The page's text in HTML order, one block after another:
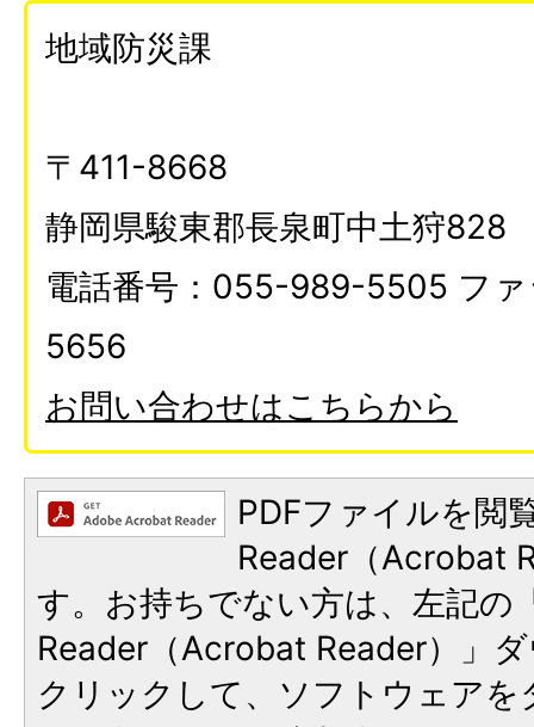
地域防災課
〒411-8668
静岡県駿東郡長泉町中土狩828
電話番号：055-989-5505 フ
5656
お問い合わせはこちらから
PDFファイルを閲
Reader（Acrobat
す。お持ちでない方は、左記の
Reader（Acrobat Reader）」
クリックして、ソフトウェア